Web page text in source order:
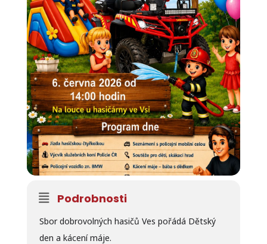
Podrobnosti
Sbor dobrovolných hasičů Ves pořádá Dětský
den a kácení máje.